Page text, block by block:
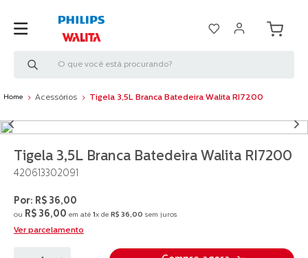
Acessórios Tigela 3,5L Branca Batedeira Walita RI7200
Tigela 3,5L Branca Batedeira Walita RI7200
420613302091
R$ 36,00
ou R$ 36,00 em até 1x de R$ 36,00 sem juros
Ver parcelamento